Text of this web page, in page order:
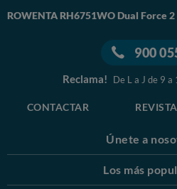
ROWENTA RH6751WO Dual Force 2
900
Reclama! De L a J de 9
CONTACTAR
Únete a
Los más